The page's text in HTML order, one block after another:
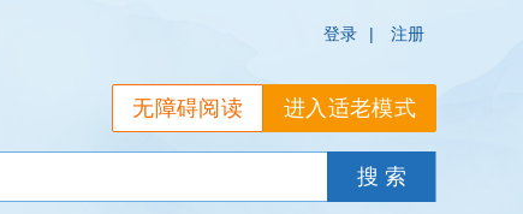
登录 | 注册
进入适老模式
无障碍阅读